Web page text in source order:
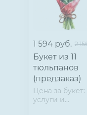
1 594 руб. 2
Букет из 11
тюльпанов
(предзаказ)
Цена за букет:
услуги и